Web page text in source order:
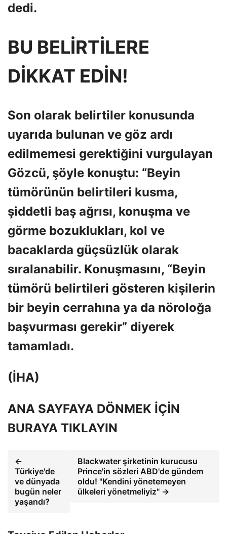
dedi.
BU BELİRTİLERE
DİKKAT EDİN!
Son olarak belirtiler konusunda
uyarıda bulunan ve göz ardı
edilmemesi gerektiğini vurgulayan
Gözcü, şöyle konuştu: “Beyin
tümörünün belirtileri kusma,
şiddetli baş ağrısı, konuşma ve
görme bozuklukları, kol ve
bacaklarda güçsüzlük olarak
sıralanabilir. Konuşmasını, “Beyin
tümörü belirtileri gösteren kişilerin
bir beyin cerrahına ya da nöroloğa
başvurması gerekir” diyerek
tamamladı.
(İHA)
ANA SAYFAYA DÖNMEK İÇİN
BURAYA TIKLAYIN
←
Türkiye'de
ve dünyada
bugün neler
yaşandı?
Blackwater şirketinin kurucusu
Prince'in sözleri ABD'de gündem
oldu! "Kendini yönetemeyen
ülkeleri yönetmeliyiz" →